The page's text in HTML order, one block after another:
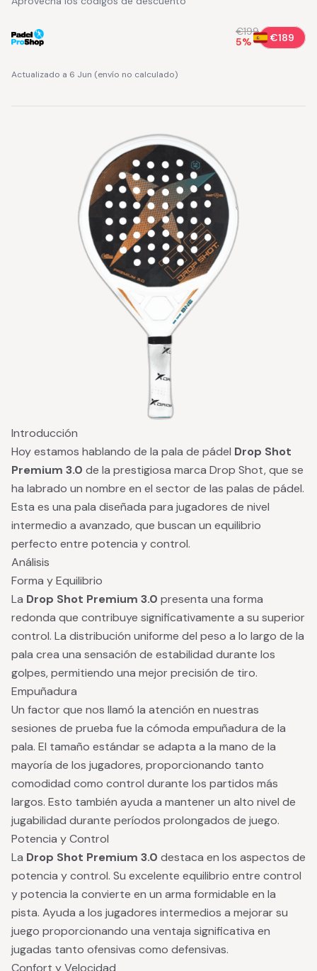
€199
5% €189
Actualizado a 6 Jun (envío no calculado)
Introducción
Hoy estamos hablando de la pala de pádel Drop Shot
Premium 3.0 de la prestigiosa marca Drop Shot, que se
ha labrado un nombre en el sector de las palas de pádel.
Esta es una pala diseñada para jugadores de nivel
intermedio a avanzado, que buscan un equilibrio
perfecto entre potencia y control.
Análisis
Forma y Equilibrio
La Drop Shot Premium 3.0 presenta una forma
redonda que contribuye significativamente a su superior
control. La distribución uniforme del peso a lo largo de la
pala crea una sensación de estabilidad durante los
golpes, permitiendo una mejor precisión de tiro.
Empuñadura
Un factor que nos llamó la atención en nuestras
sesiones de prueba fue la cómoda empuñadura de la
pala. El tamaño estándar se adapta a la mano de la
mayoría de los jugadores, proporcionando tanto
comodidad como control durante los partidos más
largos. Esto también ayuda a mantener un alto nivel de
jugabilidad durante períodos prolongados de juego.
Potencia y Control
La Drop Shot Premium 3.0 destaca en los aspectos de
potencia y control. Su excelente equilibrio entre control
y potencia la convierte en un arma formidable en la
pista. Ayuda a los jugadores intermedios a mejorar su
juego proporcionando una ventaja significativa en
jugadas tanto ofensivas como defensivas.
Confort y Velocidad